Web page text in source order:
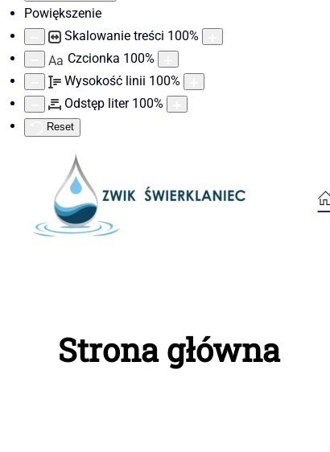
Powiększenie
Skalowanie treści 100%
Aa Czcionka 100%
Wysokość linii 100%
Odstęp liter 100%
Reset
Strona główna